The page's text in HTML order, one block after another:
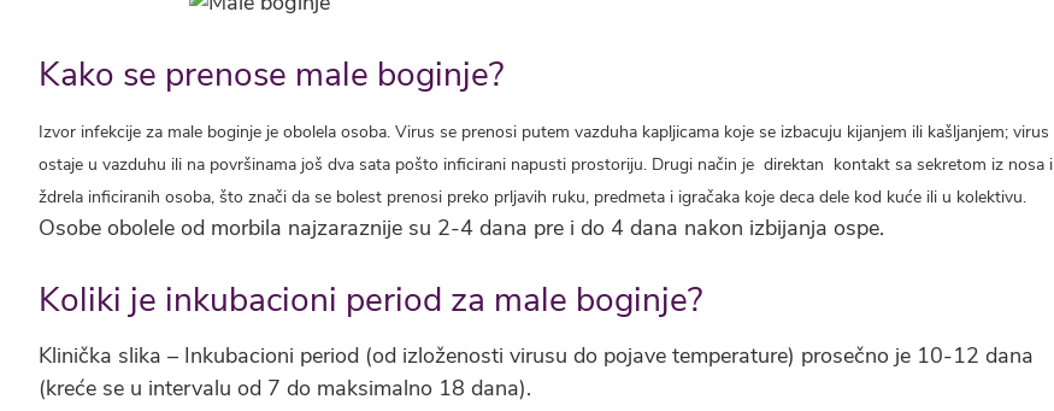
Kako se prenose male boginje?
Izvor infekcije za male boginje je obolela osoba. Virus se prenosi putem vazduha kapljicama koje se izbacuju kijanjem ili kašljanjem; virus
ostaje u vazduhu ili na površinama još dva sata pošto inficirani napusti prostoriju. Drugi način je direktan kontakt sa sekretom iz nosa i
ždrela inficiranih osoba, što znači da se bolest prenosi preko prljavih ruku, predmeta i igračaka koje deca dele kod kuće ili u kolektivu.
Osobe obolele od morbila najzaraznije su 2-4 dana pre i do 4 dana nakon izbijanja ospe.
Koliki je inkubacioni period za male boginje?
Klinička slika – Inkubacioni period (od izloženosti virusu do pojave temperature) prosečno je 10-12 dana
(kreće se u intervalu od 7 do maksimalno 18 dana).